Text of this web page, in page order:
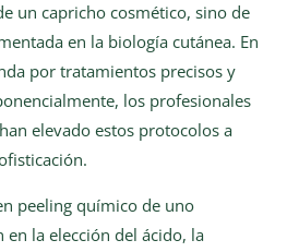
un capricho cosmético, sino de
en la biología cutánea. En
por tratamientos precisos y
los profesionales
elevado estos protocolos a
peeling químico de uno
en la elección del ácido, la